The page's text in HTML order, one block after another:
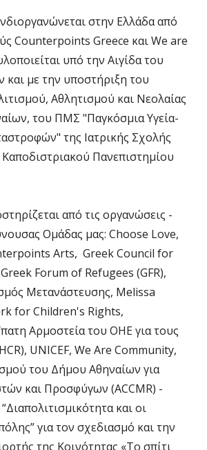
στην Ελλάδα από
Counterpoints Greece και We are
υπό την Αιγίδα του
με την υποστήριξη του
Αθλητισμού και Νεολαίας
του ΠΜΣ "Παγκόσμια Υγεία-
της Ιατρικής Σχολής
Πανεπιστημίου
από τις οργανώσεις -
Ομάδας μας: Choose Love,
Arts, Greek Council for
Forum of Refugees (GFR),
Μετανάστευσης, Melissa
for Children's Rights,
Αρμοστεία του ΟΗΕ για τους
UNICEF, We Are Community,
του Δήμου Αθηναίων για
και Προσφύγων (ACCMR) -
και οι
για τον σχεδιασμό και την
της Κοινότητας «Το σπίτι